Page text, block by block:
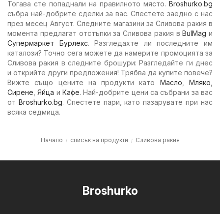
Тогава сте попаднали на правилното място. Broshurko.bg
събра най-добрите сделки за вас. Спестете заедно с нас
през месец Август. Следните магазини за Сливова ракия в
момента предлагат отстъпки за Сливова ракия вBulMag и
Супермаркет Бурлекс. Разгледахте ли последните им
каталози? Точно сега можете да намерите промоцията за
Сливова ракия в следните брошури: Разгледайте ги днес
и открийте други предложения! Трябва да купите повече?
Вижте също цените на продукти като Масло ,Мляко
Сирене ,Яйца иКафе. Най-добрите цени са събрани за вас
от Broshurko.bg. Спестете пари, като пазарувате при нас
всяка седмица.
Начало списък на продукти Сливова ракия
Broshurko